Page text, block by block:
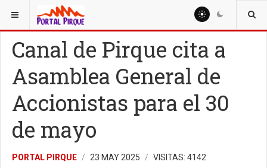
ESTÁ AQUÍ: NOTICIAS
Canal de Pirque cita a
Asamblea General de
Accionistas para el 30
de mayo
PORTAL PIRQUE 23 MAY 2025 VISITAS: 4142